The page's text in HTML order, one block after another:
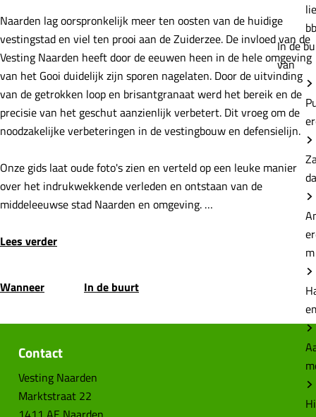
In de
van
m
Naarden lag oorspronkelijk meer ten oosten van de huidige
vestingstad en viel ten prooi aan de Zuiderzee. De invloed van de
Vesting Naarden heeft door de eeuwen heen in de hele omgeving
van het Gooi duidelijk zijn sporen nagelaten. Door de uitvinding
van de getrokken loop en brisantgranaat werd het bereik en de
precisie van het geschut aanzienlijk verbetert. Dit vroeg om de
noodzakelijke verbeteringen in de vestingbouw en defensielijn.
Onze gids laat oude foto's zien en verteld op een leuke manier
over het indrukwekkende verleden en ontstaan van de
middeleeuwse stad Naarden en omgeving. …
Lees verder
Wanneer In de buurt
Contact
Vesting Naarden
Marktstraat 22